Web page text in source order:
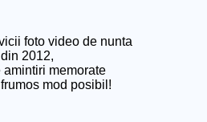
foto video de nunta
din 2012,
amintiri memorate
mod posibil!